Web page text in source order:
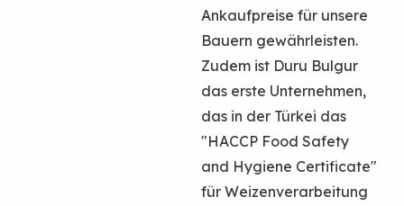
Ankaufpreise für unsere
Bauern gewährleisten.
Zudem ist Duru Bulgur
das erste Unternehmen,
das in der Türkei das
"HACCP Food Safety
and Hygiene Certificate"
für Weizenverarbeitung